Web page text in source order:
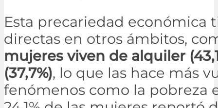
Esta precariedad económica
directas en otros ámbitos,
mujeres viven de alquiler
(37,7%), lo que las hace más
fenómenos como la pobreza